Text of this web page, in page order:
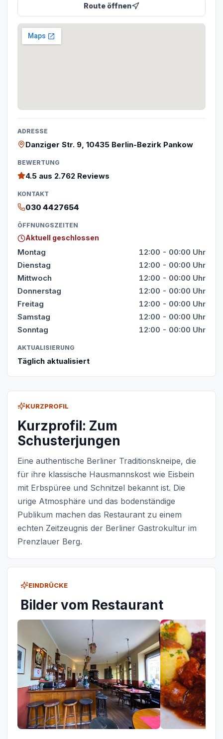
KURZPROFIL
Kurzprofil: Zum
Schusterjungen
Eine authentische Berliner Traditionskneipe, die
für ihre klassische Hausmannskost wie Eisbein
mit Erbspüree und Schnitzel bekannt ist. Die
urige Atmosphäre und das bodenständige
Publikum machen das Restaurant zu einem
echten Zeitzeugnis der Berliner Gastrokultur im
Prenzlauer Berg.
EINDRÜCKE
Bilder vom Restaurant
Route öffnen
ADRESSE
Danziger Str. 9, 10435 Berlin-Bezirk Pankow
BEWERTUNG
4.5 aus 2.762 Reviews
KONTAKT
030 4427654
ÖFFNUNGSZEITEN
Aktuell geschlossen
Montag
12:00 - 00:00 Uhr
Dienstag
12:00 - 00:00 Uhr
Mittwoch
12:00 - 00:00 Uhr
Donnerstag
12:00 - 00:00 Uhr
Freitag
12:00 - 00:00 Uhr
Samstag
12:00 - 00:00 Uhr
Sonntag
12:00 - 00:00 Uhr
AKTUALISIERUNG
Täglich aktualisiert